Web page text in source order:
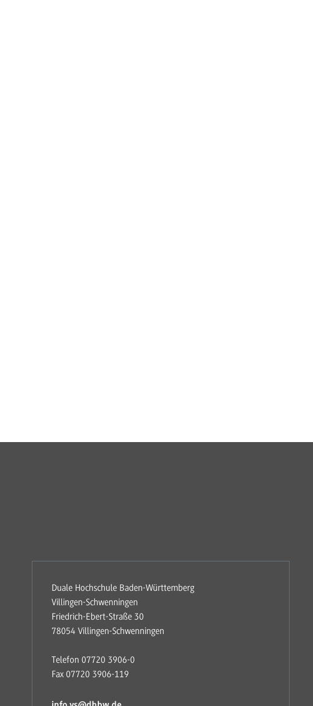
Duale Hochschule Baden-Württemberg
Villingen-Schwenningen
Friedrich-Ebert-Straße 30
78054 Villingen-Schwenningen
Telefon 07720 3906-0
Fax 07720 3906-119